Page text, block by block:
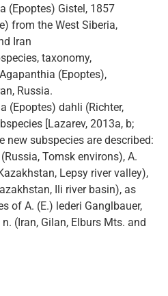
(Epoptes) Gistel, 1857
from the West Siberia,
Iran
taxonomy,
(Epoptes),
Russia.
(Epoptes) dahli (Richter,
[Lazarev, 2013a, b;
new subspecies are described:
Tomsk environs), A.
Lepsy river valley),
Ili river basin), as
of A. (E.) lederi Ganglbauer,
(Iran, Gilan, Elburs Mts. and